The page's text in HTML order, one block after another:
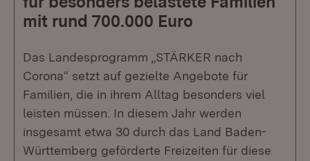
mit rund 700.000 Euro
Das Landesprogramm „STÄRKER nach
Corona“ setzt auf gezielte Angebote für
Familien, die in ihrem Alltag besonders viel
leisten müssen. In diesem Jahr werden
insgesamt etwa 30 durch das Land Baden-
Württemberg geförderte Freizeiten für diese